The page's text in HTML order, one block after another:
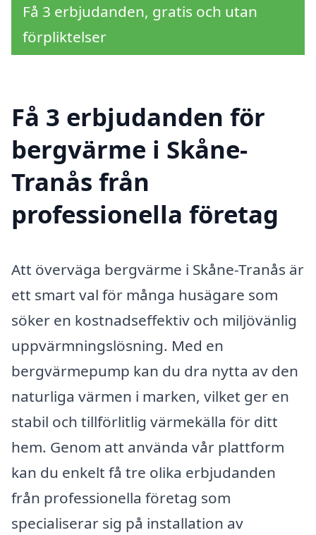
Få 3 erbjudanden, gratis och utan
förpliktelser
Få 3 erbjudanden för
bergvärme i Skåne-
Tranås från
professionella företag
Att överväga bergvärme i Skåne-Tranås är
ett smart val för många husägare som
söker en kostnadseffektiv och miljövänlig
uppvärmningslösning. Med en
bergvärmepump kan du dra nytta av den
naturliga värmen i marken, vilket ger en
stabil och tillförlitlig värmekälla för ditt
hem. Genom att använda vår plattform
kan du enkelt få tre olika erbjudanden
från professionella företag som
specialiserar sig på installation av